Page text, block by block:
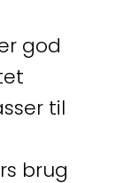
god
til
brug